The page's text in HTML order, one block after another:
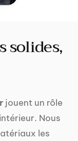
solides,
jouent un rôle
Nous
les